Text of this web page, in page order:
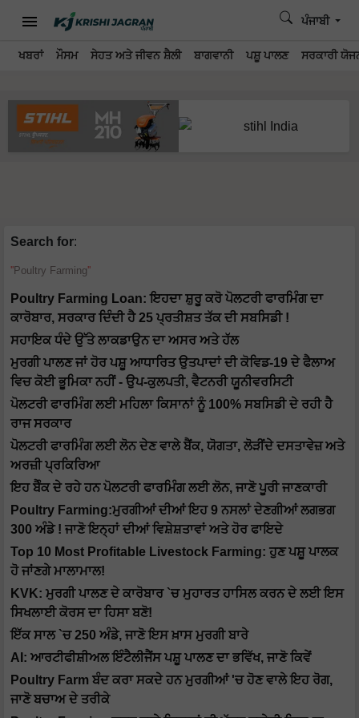
ਖਬਰਾਂ ਮੌਸਮ ਸੇਹਤ ਅਤੇ ਜੀਵਨ ਸ਼ੈਲੀ ਬਾਗਵਾਨੀ ਪਸ਼ੂ ਪਾਲਣ ਸਰਕਾਰੀ
ਪੰਜਾਬੀ
Search for:
Poultry Farming
Poultry Farming Loan: ਇਹਦਾ ਸ਼ੁਰੂ ਕਰੋ ਪੋਲਟਰੀ ਫਾਰਮਿੰਗ ਦਾ
ਕਾਰੋਬਾਰ, ਸਰਕਾਰ ਦਿੰਦੀ ਹੈ 25 ਪ੍ਰਤੀਸ਼ਤ ਤੱਕ ਦੀ ਸਬਸਿਡੀ !
ਸਹਾਇਕ ਧੰਦੇ ਉੱਤੇ ਲਾਕਡਾਉਨ ਦਾ ਅਸਰ ਅਤੇ ਹੱਲ
ਮੁਰਗੀ ਪਾਲਣ ਜਾਂ ਹੋਰ ਪਸ਼ੂ ਆਧਾਰਿਤ ਉਤਪਾਦਾਂ ਦੀ ਕੋਵਿਡ-19 ਦੇ ਫੈਲਾਅ
ਵਿਚ ਕੋਈ ਭੂਮਿਕਾ ਨਹੀਂ - ਉਪ-ਕੁਲਪਤੀ, ਵੈਟਨਰੀ ਯੂਨੀਵਰਸਿਟੀ
ਪੋਲਟਰੀ ਫਾਰਮਿੰਗ ਲਈ ਮਹਿਲਾ ਕਿਸਾਨਾਂ ਨੂੰ 100% ਸਬਸਿਡੀ ਦੇ ਰਹੀ ਹੈ
ਰਾਜ ਸਰਕਾਰ
ਪੋਲਟਰੀ ਫਾਰਮਿੰਗ ਲਈ ਲੋਨ ਦੇਣ ਵਾਲੇ ਬੈਂਕ, ਯੋਗਤਾ, ਲੋੜੀਂਦੇ ਦਸਤਾਵੇਜ਼ ਅਤੇ
ਅਰਜ਼ੀ ਪ੍ਰਕਿਰਿਆ
ਇਹ ਬੈੰਕ ਦੇ ਰਹੇ ਹਨ ਪੋਲਟਰੀ ਫਾਰਮਿੰਗ ਲਈ ਲੋਨ, ਜਾਣੋ ਪੂਰੀ ਜਾਣਕਾਰੀ
Poultry Farming:ਮੁਰਗੀਆਂ ਦੀਆਂ ਇਹ 9 ਨਸਲਾਂ ਦੇਣਗੀਆਂ ਲਗਭਗ
300 ਅੰਡੇ ! ਜਾਣੋ ਇਨ੍ਹਾਂ ਦੀਆਂ ਵਿਸ਼ੇਸ਼ਤਾਵਾਂ ਅਤੇ ਹੋਰ ਫਾਇਦੇ
Top 10 Most Profitable Livestock Farming: ਹੁਣ ਪਸ਼ੂ ਪਾਲਕ
ਹੋ ਜਾਂਣਗੇ ਮਾਲਾਮਾਲ!
KVK: ਮੁਰਗੀ ਪਾਲਣ ਦੇ ਕਾਰੋਬਾਰ `ਚ ਮੁਹਾਰਤ ਹਾਸਿਲ ਕਰਨ ਦੇ ਲਈ ਇਸ
ਸਿਖਲਾਈ ਕੋਰਸ ਦਾ ਹਿਸਾ ਬਣੋ!
ਇੱਕ ਸਾਲ `ਚ 250 ਅੰਡੇ, ਜਾਣੋ ਇਸ ਖ਼ਾਸ ਮੁਰਗੀ ਬਾਰੇ
AI: ਆਰਟੀਫੀਸ਼ੀਅਲ ਇੰਟੈਲੀਜੈਂਸ ਪਸ਼ੂ ਪਾਲਣ ਦਾ ਭਵਿੱਖ, ਜਾਣੋ ਕਿਵੇਂ
Poultry Farm ਬੰਦ ਕਰਾ ਸਕਦੇ ਹਨ ਮੁਰਗੀਆਂ 'ਚ ਹੋਣ ਵਾਲੇ ਇਹ ਰੋਗ,
ਜਾਣੋ ਬਚਾਅ ਦੇ ਤਰੀਕੇ